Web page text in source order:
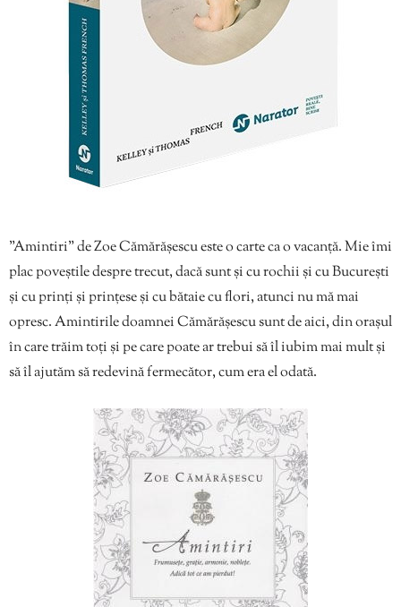
”Amintiri” de Zoe Cămărășescu este o carte ca o vacanță. Mie îmi
plac poveștile despre trecut, dacă sunt și cu rochii și cu București
și cu prinți și prințese și cu bătaie cu flori, atunci nu mă mai
opresc. Amintirile doamnei Cămărășescu sunt de aici, din orașul
în care trăim toți și pe care poate ar trebui să îl iubim mai mult și
să îl ajutăm să redevină fermecător, cum era el odată.